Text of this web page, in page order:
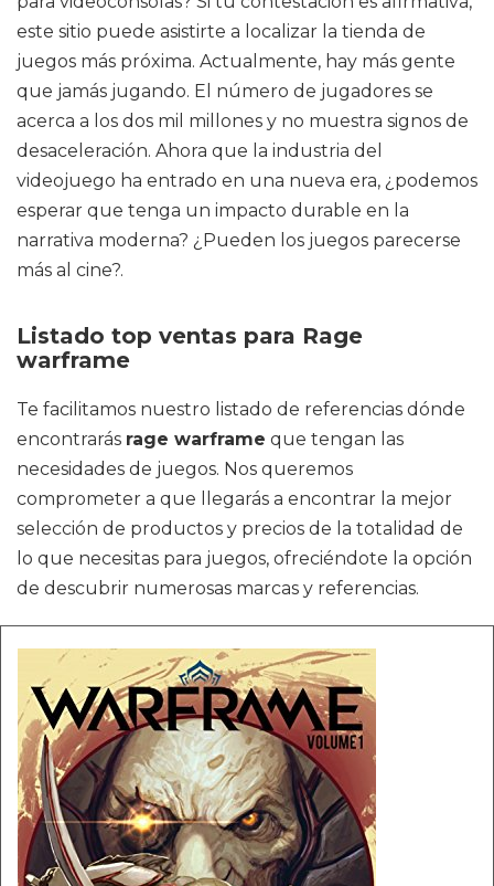
este sitio puede asistirte a localizar la tienda de
juegos más próxima. Actualmente, hay más gente
que jamás jugando. El número de jugadores se
acerca a los dos mil millones y no muestra signos de
desaceleración. Ahora que la industria del
videojuego ha entrado en una nueva era, ¿podemos
esperar que tenga un impacto durable en la
narrativa moderna? ¿Pueden los juegos parecerse
más al cine?.
Listado top ventas para Rage
warframe
Te facilitamos nuestro listado de referencias dónde
encontrarás rage warframe que tengan las
necesidades de juegos. Nos queremos
comprometer a que llegarás a encontrar la mejor
selección de productos y precios de la totalidad de
lo que necesitas para juegos, ofreciéndote la opción
de descubrir numerosas marcas y referencias.